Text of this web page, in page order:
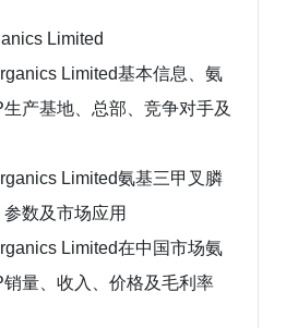
Limited
Limited基本信息、氨
产基地、总部、竞争对手及
Limited氨基三甲叉膦
数及市场应用
Limited在中国市场氨
量、收入、价格及毛利率